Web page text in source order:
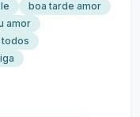
boa tarde amor
amor
todos